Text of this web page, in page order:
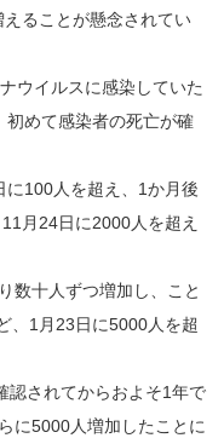
ることが懸念されてい
ウイルスに感染していた
めて感染者の死亡が確
に100人を超え、1か月後
月24日に2000人を超え
数十人ずつ増加し、こと
、1月23日に5000人を超
認されてからおよそ1年で
に5000人増加したことに